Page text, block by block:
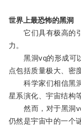
世界上最恐怖的黑洞
它们具有极高的引
力。
黑洞vq的形成可以
点包括质量极大、密
科学家们相信黑洞
星系演化、宇宙结构等
然而，对于黑洞vq
仍然是宇宙中的一个谜